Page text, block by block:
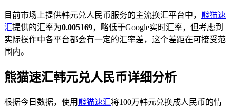
目前市场上提供韩元兑人民币服务的主流换汇平台中， 熊猫速
汇提供的汇率为0.005169，略低于Google实时汇率，但考虑到
实际操作中各平台都会有一定的汇率差，这个差距在可接受范
围内。
熊猫速汇韩元兑人民币详细分析
根据今日数据，使用 熊猫速汇将100万韩元兑换成人民币的情